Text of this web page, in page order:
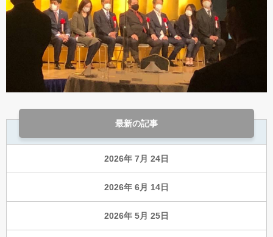
最新の記事
2026年 7月 24日
2026年 6月 14日
2026年 5月 25日